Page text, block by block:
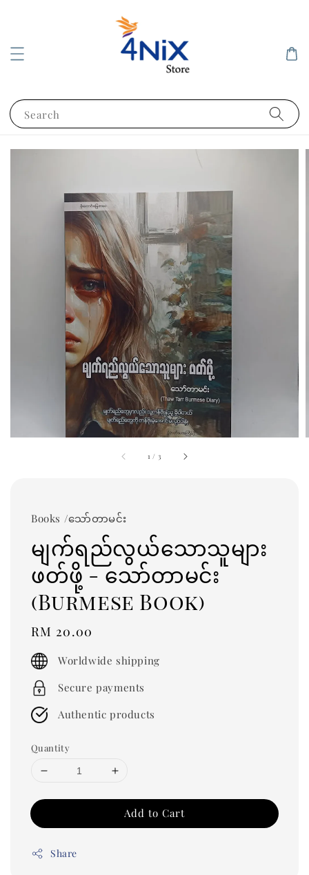
Search
1 / 3
Books /သော်တာမင်း
မျက်ရည်လွယ်သောသူများ
ဖတ်ဖို့ - သော်တာမင်း
(Burmese Book)
Regular
price
RM 20.00
Worldwide shipping
Secure payments
Authentic products
Quantity
Add to Cart
Share